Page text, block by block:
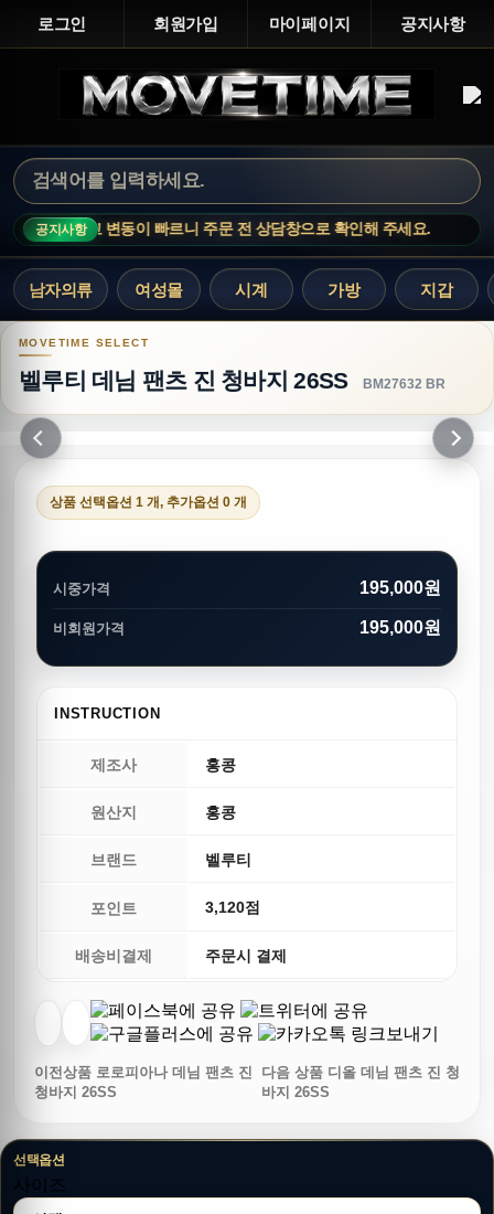
로그인 회원가입 마이페이지 공지사항
공지사항
상품은 재고 변동이 빠르니 주문 전 상담창으로 확인해 주세요.
남자의류 여성몰 시계 가방 지갑
벨루티 데님 팬츠 진 청바지 26SS
벨루티 데님 팬츠 진 청바지 26SS BM27632 BR
이전 다음
상품 선택옵션 1 개, 추가옵션 0 개
시중가격 195,000원
비회원가격 195,000원
INSTRUCTION
제조사 홍콩
원산지 홍콩
브랜드 벨루티
포인트 3,120점
배송비결제 주문시 결제
이전상품 로로피아나 데님 팬츠 진
청바지 26SS
다음 상품 디올 데님 팬츠 진 청
바지 26SS
선택옵션
사이즈